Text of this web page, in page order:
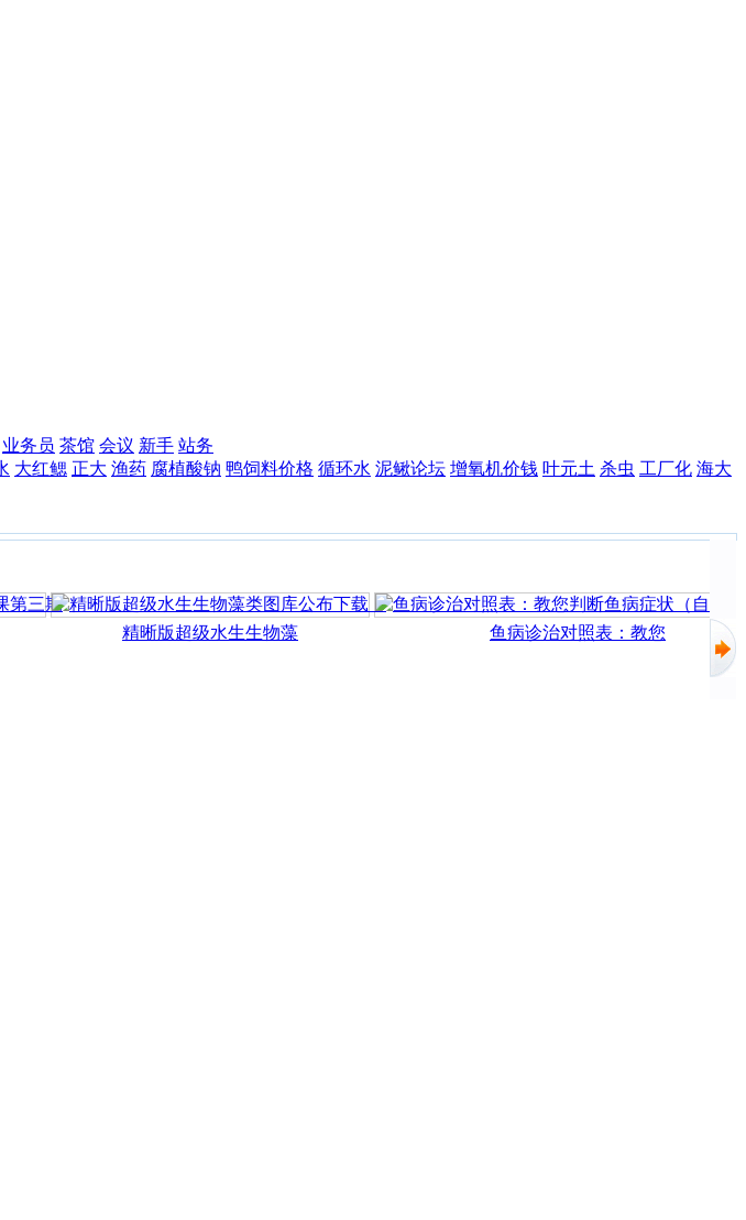
业务员 茶馆 会议 新手 站务
大红鳃 正大 渔药 腐植酸钠 鸭饲料价格 循环水 泥鳅论坛 增氧机价钱 叶元土 杀虫 工厂化 海大
精晰版超级水生生物藻 鱼病诊治对照表：教您